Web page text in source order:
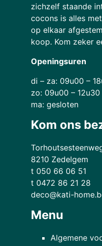
zichzelf staande
cocons is alles
op elkaar
koop. Kom zeker
Openingsuren
di – za: 09u00 –
zo: 09u00 – 12u30
ma: gesloten
Kom ons
8210 Zedelgem
t 050 66 06 51
t 0472 86 21 28
deco@kati-
Menu
Algemene